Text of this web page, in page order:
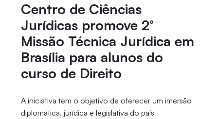
Centro de Ciências
Jurídicas promove 2°
Missão Técnica Jurídica em
Brasília para alunos do
curso de Direito
A iniciativa tem o objetivo de oferecer um imersão
diplomática, jurídica e legislativa do país